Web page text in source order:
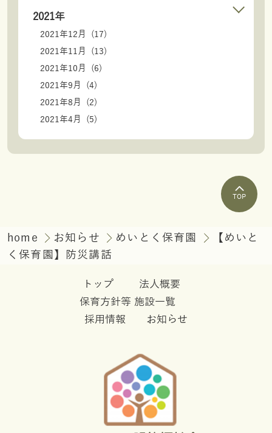
2021年
2021年12月 (17)
2021年11月 (13)
2021年10月 (6)
2021年9月 (4)
2021年8月 (2)
2021年4月 (5)
TOP
home お知らせ めいとく保育園
【めいと
く保育園】防災講話
トップ
法人概要
保育方針等 施設一覧
採用情報
お知らせ